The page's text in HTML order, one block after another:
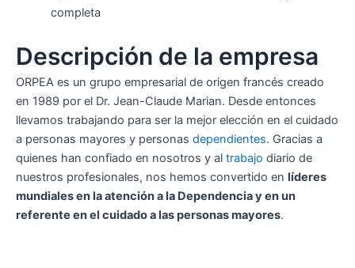
completa
Descripción de la empresa
ORPEA es un grupo empresarial de origen francés creado
en 1989 por el Dr. Jean-Claude Marian. Desde entonces
llevamos trabajando para ser la mejor elección en el cuidado
a personas mayores y personas dependientes. Gracias a
quienes han confiado en nosotros y al trabajo diario de
nuestros profesionales, nos hemos convertido en líderes
mundiales en la atención a la Dependencia y en un
referente en el cuidado a las personas mayores.